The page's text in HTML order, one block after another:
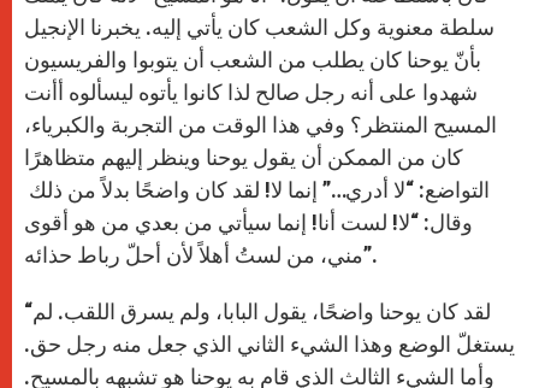
سلطة معنوية وكل الشعب كان يأتي إليه. يخبرنا الإنجيل
بأنّ يوحنا كان يطلب من الشعب أن يتوبوا والفريسيون
شهدوا على أنه رجل صالح لذا كانوا يأتوه ليسألوه أأنت
المسيح المنتظر؟ وفي هذا الوقت من التجربة والكبرياء،
كان من الممكن أن يقول يوحنا وينظر إليهم متظاهرًا
التواضع: “لا أدري…” إنما لا! لقد كان واضحًا بدلاً من ذلك
وقال: “لا! لست أنا! إنما سيأتي من بعدي من هو أقوى
مني، من لستُ أهلاً لأن أحلّ رباط حذائه”.
“لقد كان يوحنا واضحًا، يقول البابا، ولم يسرق اللقب. لم
يستغلّ الوضع وهذا الشيء الثاني الذي جعل منه رجل حق.
وأما الشيء الثالث الذي قام به يوحنا هو تشبهه بالمسيح.